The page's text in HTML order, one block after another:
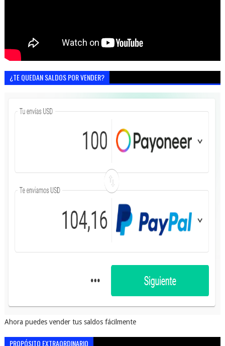
¿TE QUEDAN SALDOS POR VENDER?
Ahora puedes vender tus saldos fácilmente
PROPÓSITO EXTRAORDINARIO